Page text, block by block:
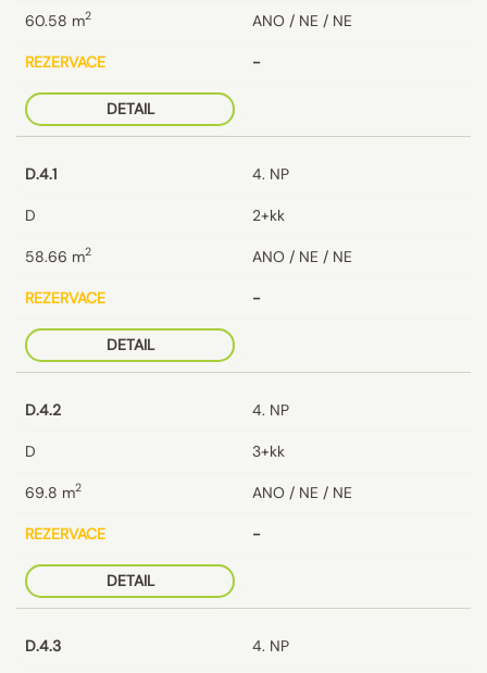
60.58 m2 ANO / NE / NE
REZERVACE -
DETAIL
D.4.1 4. NP
D 2+kk
58.66 m2 ANO / NE / NE
REZERVACE -
DETAIL
D.4.2 4. NP
D 3+kk
69.8 m2 ANO / NE / NE
REZERVACE -
DETAIL
D.4.3 4. NP